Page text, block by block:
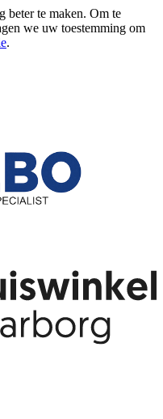
beter te maken. Om te
we uw toestemming om
.